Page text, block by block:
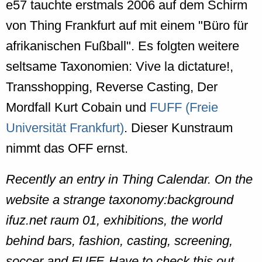
e57 tauchte erstmals 2006 auf dem Schirm
von Thing Frankfurt auf mit einem "Büro für
afrikanischen Fußball". Es folgten weitere
seltsame Taxonomien: Vive la dictature!,
Transshopping, Reverse Casting, Der
Mordfall Kurt Cobain und FUFF (Freie
Universität Frankfurt). Dieser Kunstraum
nimmt das OFF ernst.
Recently an entry in Thing Calendar. On the
website a strange taxonomy:background
ifuz.net raum 01, exhibitions, the world
behind bars, fashion, casting, screening,